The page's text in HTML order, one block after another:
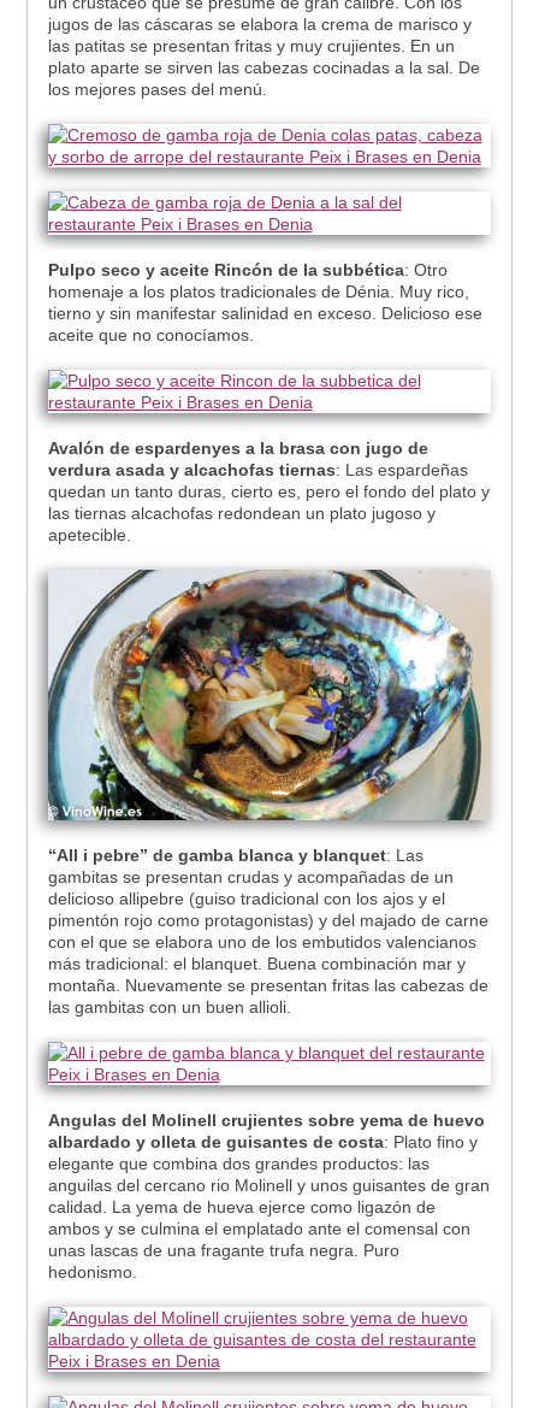
jugos de las cáscaras se elabora la crema de marisco y
las patitas se presentan fritas y muy crujientes. En un
plato aparte se sirven las cabezas cocinadas a la sal. De
los mejores pases del menú.
Pulpo seco y aceite Rincón de la subbética: Otro
homenaje a los platos tradicionales de Dénia. Muy rico,
tierno y sin manifestar salinidad en exceso. Delicioso ese
aceite que no conocíamos.
Avalón de espardenyes a la brasa con jugo de
verdura asada y alcachofas tiernas: Las espardeñas
quedan un tanto duras, cierto es, pero el fondo del plato y
las tiernas alcachofas redondean un plato jugoso y
apetecible.
“All i pebre” de gamba blanca y blanquet: Las
gambitas se presentan crudas y acompañadas de un
delicioso allipebre (guiso tradicional con los ajos y el
pimentón rojo como protagonistas) y del majado de carne
con el que se elabora uno de los embutidos valencianos
más tradicional: el blanquet. Buena combinación mar y
montaña. Nuevamente se presentan fritas las cabezas de
las gambitas con un buen allioli.
Angulas del Molinell crujientes sobre yema de huevo
albardado y olleta de guisantes de costa: Plato fino y
elegante que combina dos grandes productos: las
anguilas del cercano rio Molinell y unos guisantes de gran
calidad. La yema de hueva ejerce como ligazón de
ambos y se culmina el emplatado ante el comensal con
unas lascas de una fragante trufa negra. Puro
hedonismo.